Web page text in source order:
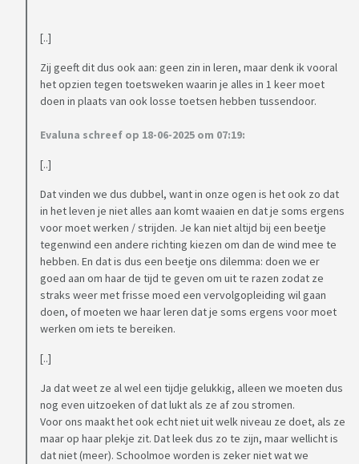
[..]
Zij geeft dit dus ook aan: geen zin in leren, maar denk ik vooral
het opzien tegen toetsweken waarin je alles in 1 keer moet
doen in plaats van ook losse toetsen hebben tussendoor.
Evaluna schreef op 18-06-2025 om 07:19:
[..]
Dat vinden we dus dubbel, want in onze ogen is het ook zo dat
in het leven je niet alles aan komt waaien en dat je soms ergens
voor moet werken / strijden. Je kan niet altijd bij een beetje
tegenwind een andere richting kiezen om dan de wind mee te
hebben. En dat is dus een beetje ons dilemma: doen we er
goed aan om haar de tijd te geven om uit te razen zodat ze
straks weer met frisse moed een vervolgopleiding wil gaan
doen, of moeten we haar leren dat je soms ergens voor moet
werken om iets te bereiken.
[..]
Ja dat weet ze al wel een tijdje gelukkig, alleen we moeten dus
nog even uitzoeken of dat lukt als ze af zou stromen.
Voor ons maakt het ook echt niet uit welk niveau ze doet, als ze
maar op haar plekje zit. Dat leek dus zo te zijn, maar wellicht is
dat niet (meer). Schoolmoe worden is zeker niet wat we